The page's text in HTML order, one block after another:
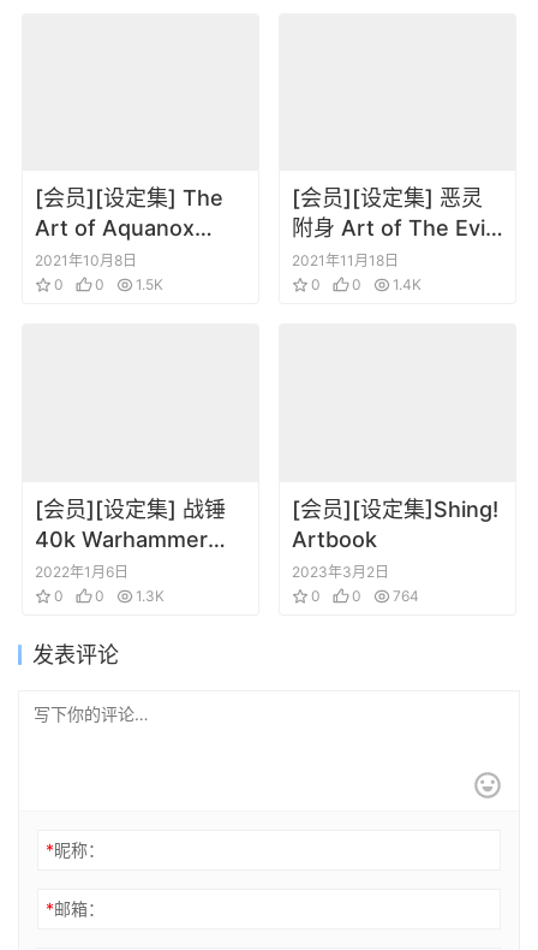
[会员][设定集] The
Art of Aquanox
Deep Descent 未来
水世界 深度侵袭
2021年10月8日
0
0 1.5K
[会员][设定集] 恶灵
附身 Art of The Evil
Within
2021年11月18日
0
0 1.4K
[会员][设定集] 战锤
40k Warhammer
40,000 Mechanicus
2022年1月6日
0
0 1.3K
[会员][设定集]Shing!
Artbook
2023年3月2日
0
0 764
发表评论
*昵称：
*邮箱：